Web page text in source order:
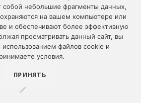
И ИЗЯЩНЫХ ИСКУССТВ СЕРГЕЯ
АНДРИЯКИ»
ул. Академика Варги, дом 15
собой небольшие фрагменты данных,
на вашем компьютере или
и обеспечивают более эффективную
просматривать данный сайт, вы
использованием файлов cookie и
условия.
ПРИНЯТЬ